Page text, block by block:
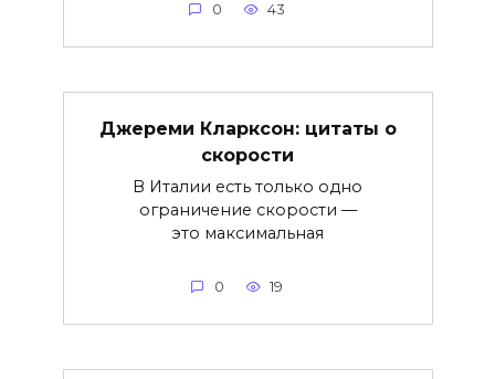
0 43
Джереми Кларксон: цитаты о
скорости
В Италии есть только одно
ограничение скорости —
это максимальная
0 19